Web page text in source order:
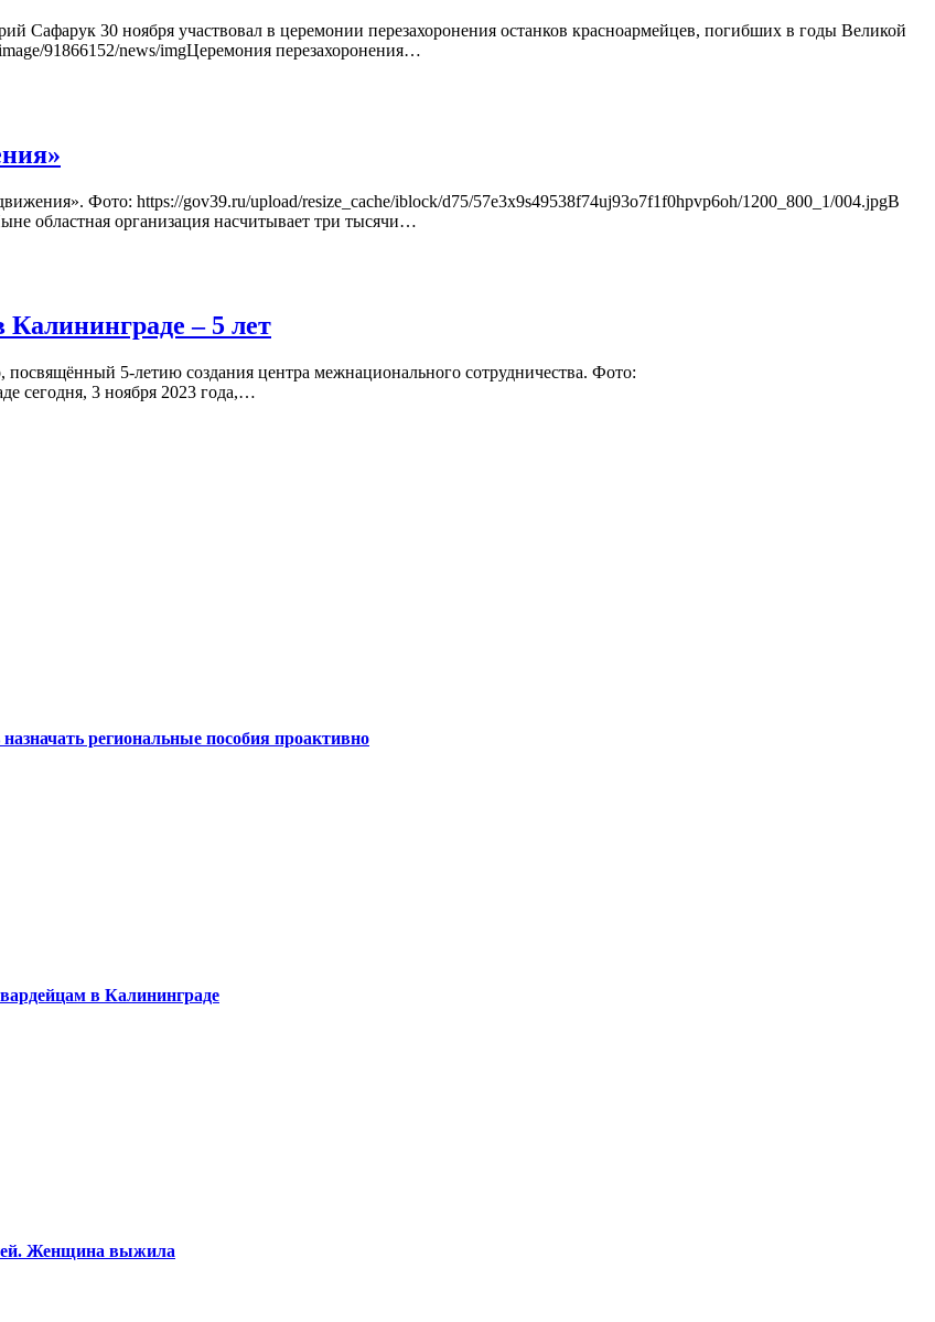
Сафарук 30 ноября участвовал в церемонии перезахоронения останков красноармейцев, погибших в годы Великой
91866152/news/imgЦеремония перезахоронения…
Фото: https://gov39.ru/upload/resize_cache/iblock/d75/57e3x9s49538f74uj93o7f1f0hpvp6oh/1200_800_1/004.jpgВ
областная организация насчитывает три тысячи…
– 5 лет
5-летию создания центра межнационального сотрудничества. Фото:
сегодня, 3 ноября 2023 года,…
региональные пособия проактивно
в Калининграде
Женщина выжила